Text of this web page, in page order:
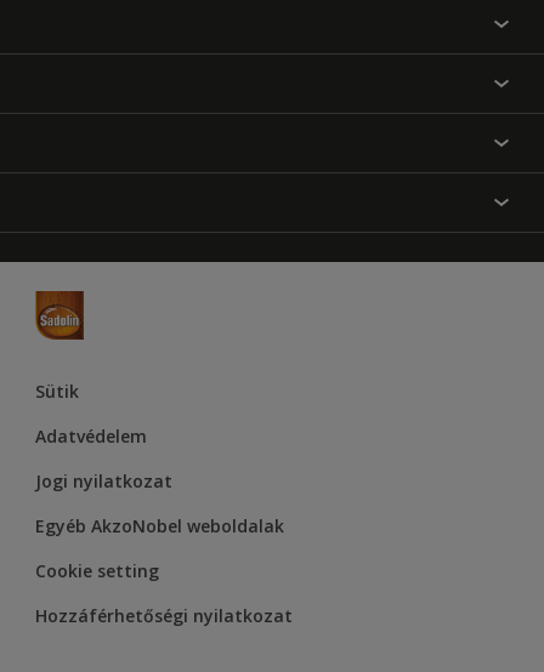
Üzlet kereső
Inspiráció
Hozzáférhetőség
Dulux
Supralux
Sütik
Adatvédelem
Jogi nyilatkozat
Egyéb AkzoNobel weboldalak
Cookie setting
Hozzáférhetőségi nyilatkozat